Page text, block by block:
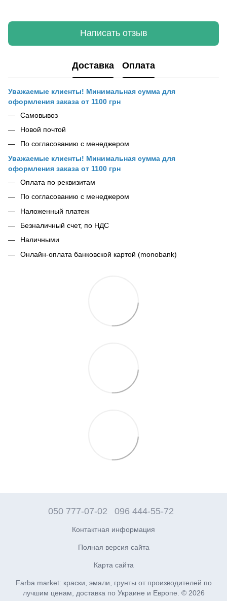
Написать отзыв
Доставка Оплата
Уважаемые клиенты! Минимальная сумма для
оформления заказа от 1100 грн
Самовывоз
Новой почтой
По согласованию с менеджером
Уважаемые клиенты! Минимальная сумма для
оформления заказа от 1100 грн
Оплата по реквизитам
По согласованию с менеджером
Наложенный платеж
Безналичный счет, по НДС
Наличными
Онлайн-оплата банковской картой (monobank)
050 777-07-02 096 444-55-72
Контактная информация
Полная версия сайта
Карта сайта
Farba market: краски, эмали, грунты от производителей по
лучшим ценам, доставка по Украине и Европе. © 2026